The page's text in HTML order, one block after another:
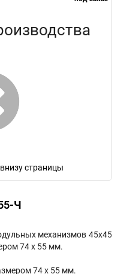
страницы
Ч
механизмов 45х45
74 х 55 мм.
74 х 55 мм.